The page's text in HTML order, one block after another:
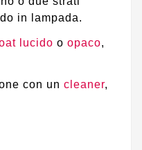
in lampada.
lucido o opaco,
con un cleaner,